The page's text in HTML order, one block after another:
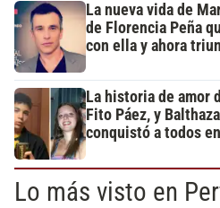
La nueva vida de
de Florencia Peña
con ella y ahora
La historia de amor
Fito Páez, y
conquistó a todos
Lo más visto en